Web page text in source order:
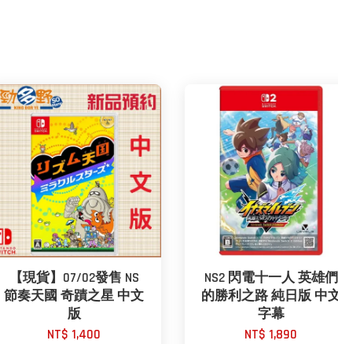
【現貨】07/02發售 NS
節奏天國 奇蹟之星 中文
版
NT$ 1,400
NS2 閃電十一人 英雄們
的勝利之路 純日版 中
字幕
NT$ 1,890